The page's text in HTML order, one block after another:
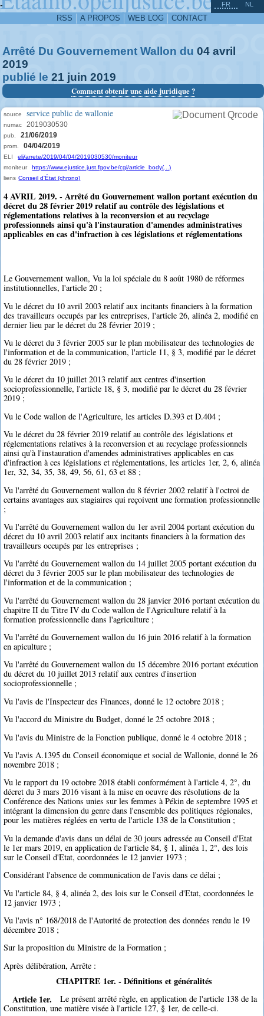
-
RSS A PROPOS WEB LOG CONTACT
FR NL
Arrêté Du Gouvernement Wallon du 04 avril
2019
publié le 21 juin 2019
Comment obtenir une aide juridique ?
source service public de wallonie
numac 2019030530
pub. 21/06/2019
prom. 04/04/2019
ELI
eli/arrete/2019/04/04/2019030530/moniteur
moniteur
https://www.ejustice.just.fgov.be/cgi/article_body(...)
liens Conseil d'État (chrono)
4 AVRIL 2019. - Arrêté du Gouvernement wallon portant exécution du
décret du 28 février 2019 relatif au contrôle des législations et
réglementations relatives à la reconversion et au recyclage
professionnels ainsi qu'à l'instauration d'amendes administratives
applicables en cas d'infraction à ces législations et réglementations
Le Gouvernement wallon, Vu la loi spéciale du 8 août 1980 de réformes
institutionnelles, l'article 20 ;
Vu le décret du 10 avril 2003 relatif aux incitants financiers à la formation
des travailleurs occupés par les entreprises, l'article 26, alinéa 2, modifié en
dernier lieu par le décret du 28 février 2019 ;
Vu le décret du 3 février 2005 sur le plan mobilisateur des technologies de
l'information et de la communication, l'article 11, § 3, modifié par le décret
du 28 février 2019 ;
Vu le décret du 10 juillet 2013 relatif aux centres d'insertion
socioprofessionnelle, l'article 18, § 3, modifié par le décret du 28 février
2019 ;
Vu le Code wallon de l'Agriculture, les articles D.393 et D.404 ;
Vu le décret du 28 février 2019 relatif au contrôle des législations et
réglementations relatives à la reconversion et au recyclage professionnels
ainsi qu'à l'instauration d'amendes administratives applicables en cas
d'infraction à ces législations et réglementations, les articles 1er, 2, 6, alinéa
1er, 32, 34, 35, 38, 49, 56, 61, 63 et 88 ;
Vu l'arrêté du Gouvernement wallon du 8 février 2002 relatif à l'octroi de
certains avantages aux stagiaires qui reçoivent une formation professionnelle
;
Vu l'arrêté du Gouvernement wallon du 1er avril 2004 portant exécution du
décret du 10 avril 2003 relatif aux incitants financiers à la formation des
travailleurs occupés par les entreprises ;
Vu l'arrêté du Gouvernement wallon du 14 juillet 2005 portant exécution du
décret du 3 février 2005 sur le plan mobilisateur des technologies de
l'information et de la communication ;
Vu l'arrêté du Gouvernement wallon du 28 janvier 2016 portant exécution du
chapitre II du Titre IV du Code wallon de l'Agriculture relatif à la
formation professionnelle dans l'agriculture ;
Vu l'arrêté du Gouvernement wallon du 16 juin 2016 relatif à la formation
en apiculture ;
Vu l'arrêté du Gouvernement wallon du 15 décembre 2016 portant exécution
du décret du 10 juillet 2013 relatif aux centres d'insertion
socioprofessionnelle ;
Vu l'avis de l'Inspecteur des Finances, donné le 12 octobre 2018 ;
Vu l'accord du Ministre du Budget, donné le 25 octobre 2018 ;
Vu l'avis du Ministre de la Fonction publique, donné le 4 octobre 2018 ;
Vu l'avis A.1395 du Conseil économique et social de Wallonie, donné le 26
novembre 2018 ;
Vu le rapport du 19 octobre 2018 établi conformément à l'article 4, 2°, du
décret du 3 mars 2016 visant à la mise en oeuvre des résolutions de la
Conférence des Nations unies sur les femmes à Pékin de septembre 1995 et
intégrant la dimension du genre dans l'ensemble des politiques régionales,
pour les matières réglées en vertu de l'article 138 de la Constitution ;
Vu la demande d'avis dans un délai de 30 jours adressée au Conseil d'Etat
le 1er mars 2019, en application de l'article 84, § 1, alinéa 1, 2°, des lois
sur le Conseil d'Etat, coordonnées le 12 janvier 1973 ;
Considérant l'absence de communication de l'avis dans ce délai ;
Vu l'article 84, § 4, alinéa 2, des lois sur le Conseil d'Etat, coordonnées le
12 janvier 1973 ;
Vu l'avis n° 168/2018 de l'Autorité de protection des données rendu le 19
décembre 2018 ;
Sur la proposition du Ministre de la Formation ;
Après délibération, Arrête :
CHAPITRE 1er. - Définitions et généralités
Article 1er.
Le présent arrêté règle, en application de l'article 138 de la
Constitution, une matière visée à l'article 127, § 1er, de celle-ci.
^